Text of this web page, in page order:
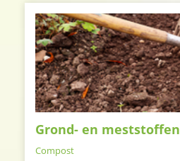
Grond- en meststoffen
Compost